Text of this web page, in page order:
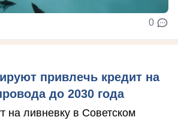
0
привлечь кредит на
до 2030 года
на ливневку в Советском